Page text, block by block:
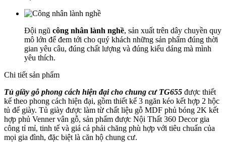
Đội ngũ công nhân lành nghề, sản xuất trên dây chuyền quy
mô lớn để đem tới cho quý khách những sản phẩm đúng thời
gian yêu câu, đúng chất lượng và đúng kiểu dáng mà mình
yêu thích.
Chi tiết sản phẩm
Tủ giầy gỗ phong cách hiện đại cho chung cư TG655 được thiết
kế theo phong cách hiện đại, gồm thiết kế 3 ngăn kéo kết hợp 2 hộc
tủ để giày. Tủ giày được làm từ chất liệu gỗ MDF phủ bóng 2K kết
hợp phủ Venner vân gỗ, sản phẩm được Nội Thất 360 Decor gia
công tỉ mỉ, tinh tế và giá cả phải chăng phù hợp với tiêu chuẩn của
mọi gia đình, đặc biệt là căn hộ chung cư.